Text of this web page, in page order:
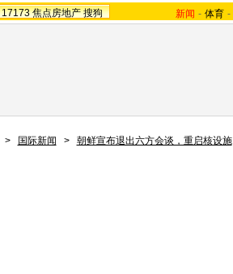
17173 焦点房地产 搜狗 新闻 - 体育 -
> 国际新闻 > 朝鲜宣布退出六方会谈，重启核设施